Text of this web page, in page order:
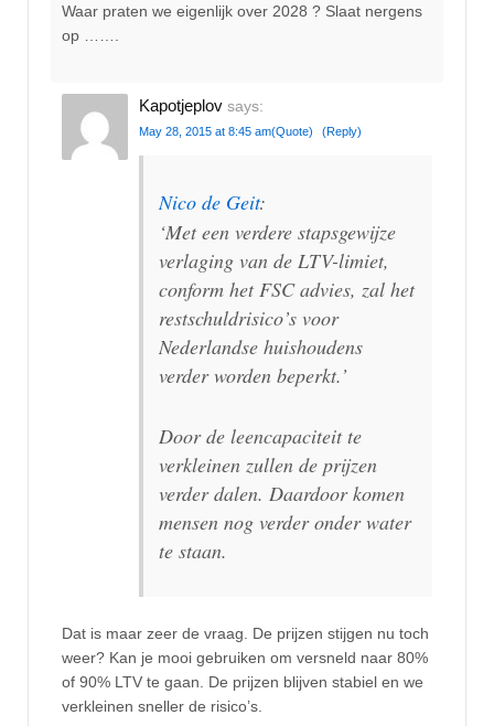
Waar praten we eigenlijk over 2028 ? Slaat nergens
op …….
Kapotjeplov says:
May 28, 2015 at 8:45 am(Quote) (Reply)
Nico de Geit:
‘Met een verdere stapsgewijze
verlaging van de LTV-limiet,
conform het FSC advies, zal het
restschuldrisico’s voor
Nederlandse huishoudens
verder worden beperkt.’
Door de leencapaciteit te
verkleinen zullen de prijzen
verder dalen. Daardoor komen
mensen nog verder onder water
te staan.
Dat is maar zeer de vraag. De prijzen stijgen nu toch
weer? Kan je mooi gebruiken om versneld naar 80%
of 90% LTV te gaan. De prijzen blijven stabiel en we
verkleinen sneller de risico’s.